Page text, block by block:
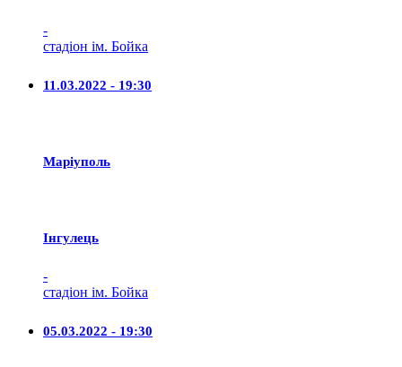
-
стадіон ім. Бойка
11.03.2022 - 19:30
Маріуполь
Iнгулець
-
стадіон ім. Бойка
05.03.2022 - 19:30